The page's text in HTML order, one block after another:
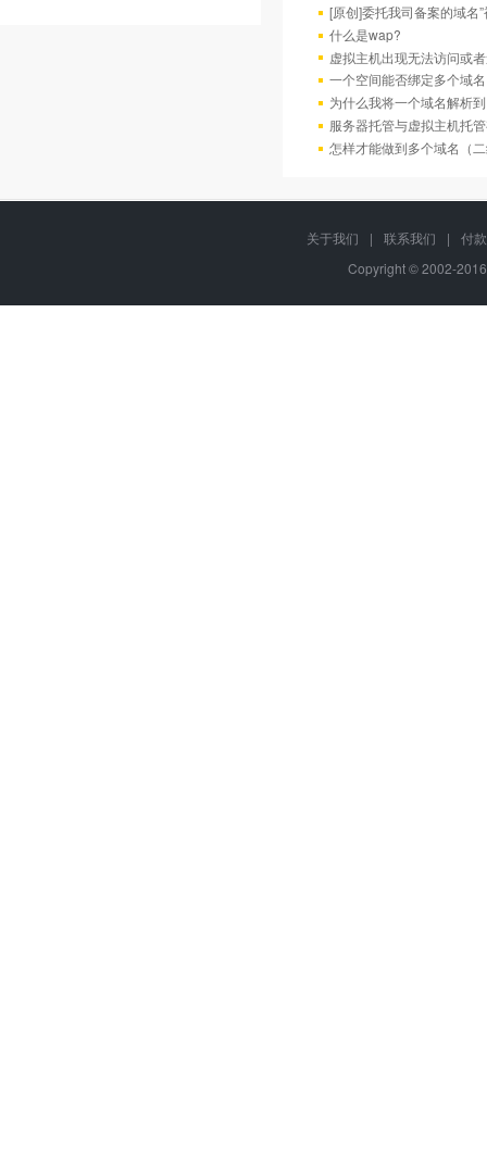
[原创]委托我司备案的域名
什么是wap?
虚拟主机出现无法访问或
一个空间能否绑定多个域
为什么我将一个域名解析
服务器托管与虚拟主机托
怎样才能做到多个域名（
关于我们 | 联系我们 |
付
Copyright © 2002-